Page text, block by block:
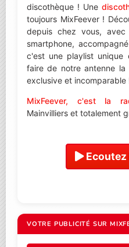
discothèque ! Une
toujours MixFeever !
depuis chez vous,
smartphone,
c'est une playlist unique
faire de notre antenne la
exclusive et incomparable
MixFeever, c'est la
Mainvilliers et totalement
Ecoutez
VOTRE PUBLICITÉ SUR